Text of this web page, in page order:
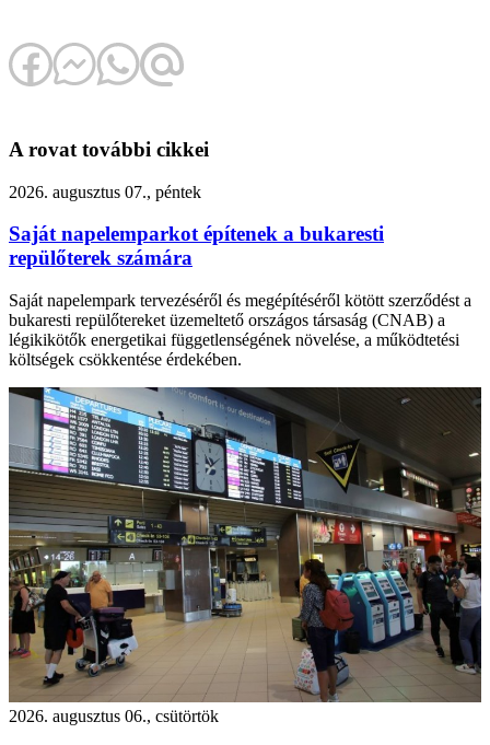
A rovat további cikkei
2026. augusztus 07., péntek
Saját napelemparkot építenek a bukaresti
repülőterek számára
Saját napelempark tervezéséről és megépítéséről kötött szerződést a
bukaresti repülőtereket üzemeltető országos társaság (CNAB) a
légikikötők energetikai függetlenségének növelése, a működtetési
költségek csökkentése érdekében.
2026. augusztus 06., csütörtök